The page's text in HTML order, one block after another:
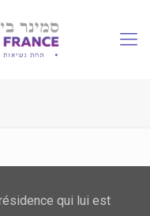
qui lui est